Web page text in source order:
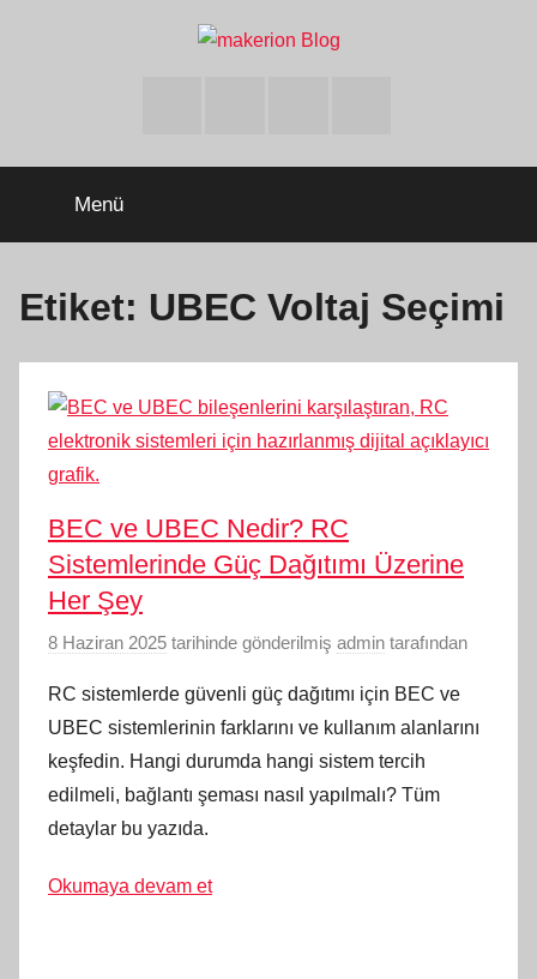
Menü
Etiket: UBEC Voltaj Seçimi
BEC ve UBEC Nedir? RC
Sistemlerinde Güç Dağıtımı Üzerine
Her Şey
8 Haziran 2025 tarihinde gönderilmiş admin tarafından
RC sistemlerde güvenli güç dağıtımı için BEC ve
UBEC sistemlerinin farklarını ve kullanım alanlarını
keşfedin. Hangi durumda hangi sistem tercih
edilmeli, bağlantı şeması nasıl yapılmalı? Tüm
detaylar bu yazıda.
Okumaya devam et